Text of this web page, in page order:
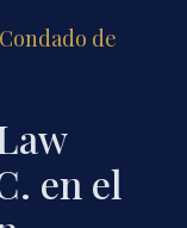
de
en el